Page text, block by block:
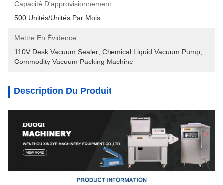
Capacité D'approvisionnement:
500 Unités/unités Par Mois
Mettre En Évidence:
110V Desk Vacuum Sealer Chemical Liquid Vacuum Pump
Commodity Vacuum Packing Machine
Description Du Produit